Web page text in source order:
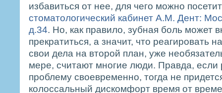
избавиться от нее, для чего можно
стоматологический кабинет А.М. Дент:
д.34. Но, как правило, зубная боль может
прекратиться, а значит, что реагировать
свои дела на второй план, уже
мере, считают многие люди. Правда, если
проблему своевременно, тогда не
колоссальный дискомфорт время от